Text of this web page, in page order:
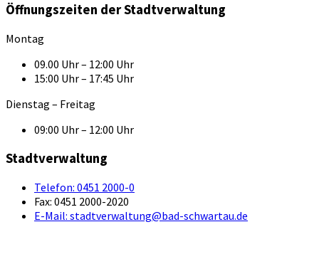
Öffnungszeiten der Stadtverwaltung
Montag
09.00 Uhr – 12:00 Uhr
15:00 Uhr – 17:45 Uhr
Dienstag – Freitag
09:00 Uhr – 12:00 Uhr
Stadtverwaltung
Telefon: 0451 2000-0
Fax: 0451 2000-2020
E-Mail: stadtverwaltung@bad-schwartau.de